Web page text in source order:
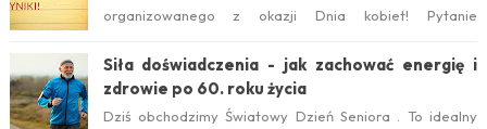
organizowanego z okazji Dnia kobiet! Pytanie
Siła doświadczenia - jak zachować energię i
zdrowie po 60. roku życia
Dziś obchodzimy Światowy Dzień Seniora . To idealny